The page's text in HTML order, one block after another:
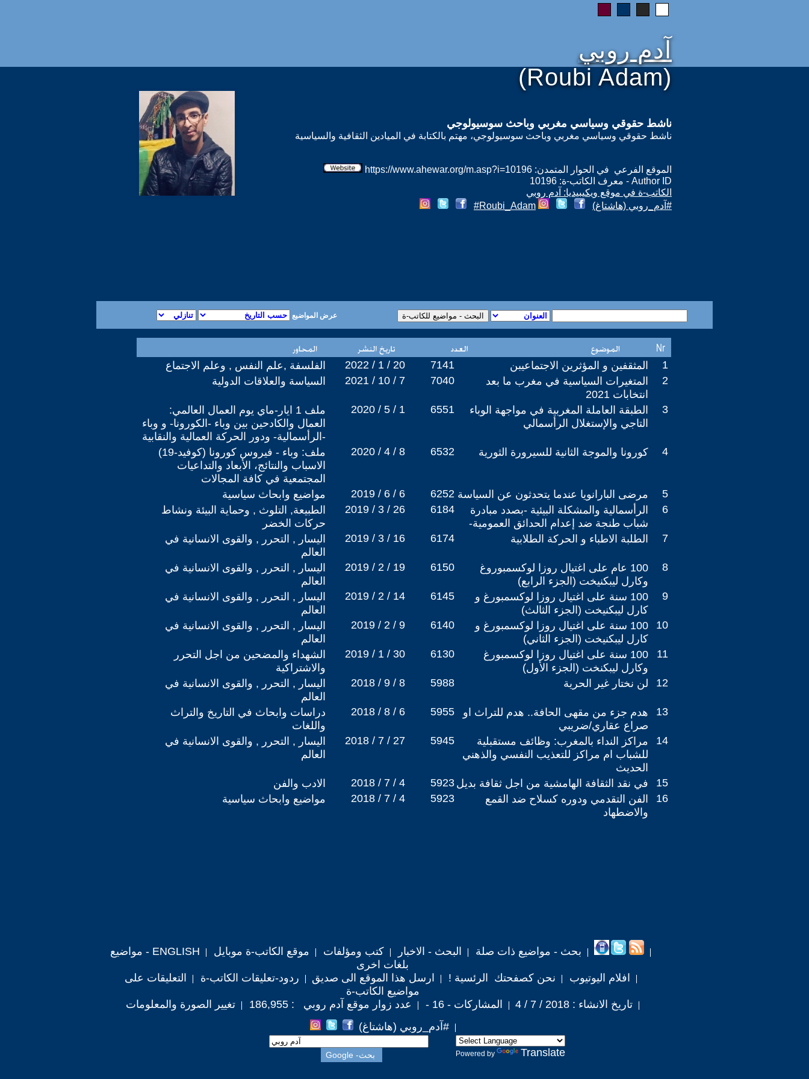
آدم روبي
(Roubi Adam)
ناشط حقوقي وسياسي مغربي وباحث سوسيولوجي
ناشط حقوقي وسياسي مغربي وباحث سوسيولوجي، مهتم بالكتابة في الميادين الثقافية والسياسية
الموقع الفرعي في الحوار المتمدن: https://www.ahewar.org/m.asp?i=10196
Author ID - معرف الكاتب-ة: 10196
الكاتب-ة في موقع ويكيبيديا: آدم روبي
#آدم_روبي (هاشتاغ)
Roubi_Adam#
عرض المواضيع
الفلسفة ,علم النفس , وعلم الاجتماع 2022 / 1 / 20 7141 المثقفين و المؤثرين الاجتماعيبن
1
السياسة والعلاقات الدولية
2021 / 10 / 7 7040
المتغيرات السياسية في مغرب ما بعد
انتخابات 2021
2
ملف 1 ايار-ماي يوم العمال العالمي:
العمال والكادحين بين وباء -الكورونا- و وباء
-الرأسمالية- ودور الحركة العمالية والنقابية
2020 / 5 / 1 6551
الطبقة العاملة المغربية في مواجهة الوباء
التاجي والإستغلال الرأسمالي
3
ملف: وباء - فيروس كورونا (كوفيد-19)
الاسباب والنتائج، الأبعاد والتداعيات
المجتمعية في كافة المجالات
2020 / 4 / 8 6532 كورونا والموجة الثانية للسيرورة الثورية 4
مواضيع وابحاث سياسية 2019 / 6 / 6 6252 مرضى البارانويا عندما يتحدثون عن السياسة
5
الطبيعة, التلوث , وحماية البيئة ونشاط
حركات الخضر
2019 / 3 / 26 6184
الرأسمالية والمشكلة البيئية -بصدد مبادرة
شباب طنجة ضد إعدام الحدائق العمومية-
6
اليسار , التحرر , والقوى الانسانية في
العالم
2019 / 3 / 16 6174 الطلبة الاطباء و الحركة الطلابية 7
اليسار , التحرر , والقوى الانسانية في
العالم
2019 / 2 / 19 6150
100 عام على اغتيال روزا لوكسمبوروغ
وكارل ليبكنيخت (الجزء الرابع)
8
اليسار , التحرر , والقوى الانسانية في
العالم
2019 / 2 / 14 6145
100 سنة على اغتيال روزا لوكسمبورغ و
كارل ليبكنيخت (الجزء الثالث)
9
اليسار , التحرر , والقوى الانسانية في
العالم
2019 / 2 / 9 6140
100 سنة على اغتيال روزا لوكسمبورغ و
كارل ليبكنيخت (الجزء الثاني)
10
الشهداء والمضحين من اجل التحرر
والاشتراكية
2019 / 1 / 30 6130
100 سنة على اغتيال روزا لوكسمبورغ
وكارل ليبكنخت (الجزء الأول)
11
اليسار , التحرر , والقوى الانسانية في
العالم
2018 / 9 / 8 5988 لن نختار غير الحرية 12
دراسات وابحاث في التاريخ والتراث
واللغات
2018 / 8 / 6 5955
هدم جزء من مقهى الحافة.. هدم للتراث او
صراع عقاري/ضريبي
13
اليسار , التحرر , والقوى الانسانية في
العالم
2018 / 7 / 27 5945
مراكز النداء بالمغرب: وظائف مستقبلية
للشباب ام مراكز للتعذيب النفسي والذهني
الحديث
14
الادب والفن 2018 / 7 / 4 5923 في نقد الثقافة الهامشية من اجل ثقافة بديل
15
مواضيع وابحاث سياسية
2018 / 7 / 4 5923
الفن التقدمي ودوره كسلاح ضد القمع
والاضطهاد
16
بحث - مواضيع ذات صلة البحث - الاخبار كتب ومؤلفات موقع الكاتب-ة موبايل
ENGLISH - مواضيع
بلغات اخرى
افلام اليوتيوب
نحن كصفحتك الرئسية ! ارسل هذا الموقع الى صديق ردود-تعليقات الكاتب-ة
التعليقات على
مواضيع الكاتب-ة
تاريخ الانشاء : 2018 / 7 / 4
المشاركات - 16 - عدد زوار موقع آدم روبي : 186,955
تغيير الصورة والمعلومات
#آدم_روبي (هاشتاغ)
Powered by Translate